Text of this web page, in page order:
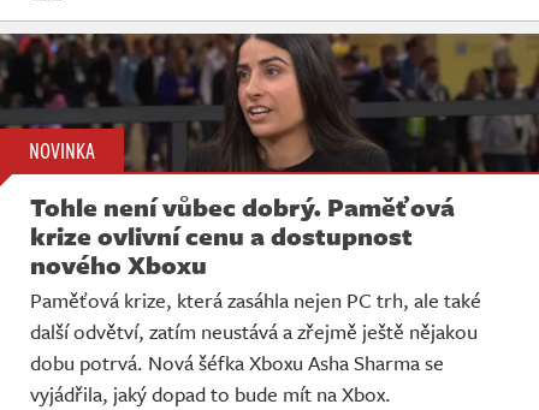
NOVINKA
Tohle není vůbec dobrý. Paměťová
krize ovlivní cenu a dostupnost
nového Xboxu
Paměťová krize, která zasáhla nejen PC trh, ale také
další odvětví, zatím neustává a zřejmě ještě nějakou
dobu potrvá. Nová šéfka Xboxu Asha Sharma se
vyjádřila, jaký dopad to bude mít na Xbox.